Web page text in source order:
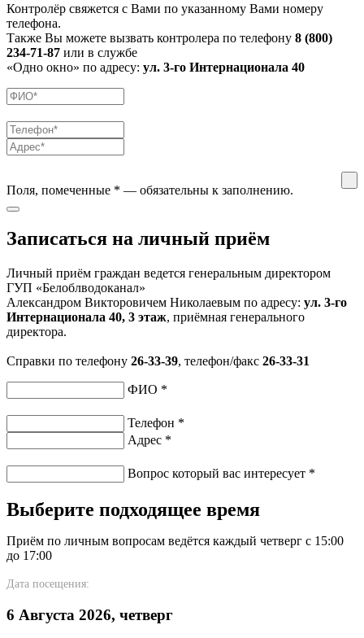
Контролёр свяжется с Вами по указанному Вами номеру
телефона.
Также Вы можете вызвать контролера по телефону 8 (800)
234-71-87 или в службе
«Одно окно» по адресу: ул. 3-го Интернационала 40
Поля, помеченные * — обязательны к заполнению.
Записаться на личный приём
Личный приём граждан ведется генеральным директором
ГУП «Белоблводоканал»
Александром Викторовичем Николаевым по адресу: ул. 3-го
Интернационала 40, 3 этаж, приёмная генерального
директора.
Справки по телефону 26-33-39, телефон/факс 26-33-31
ФИО *
Телефон *
Адрес *
Вопрос который вас интересует *
Выберите подходящее время
Приём по личным вопросам ведётся каждый четверг с 15:00
до 17:00
Дата посещения:
6 Августа 2026, четверг